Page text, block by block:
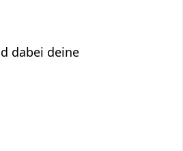
dabei deine